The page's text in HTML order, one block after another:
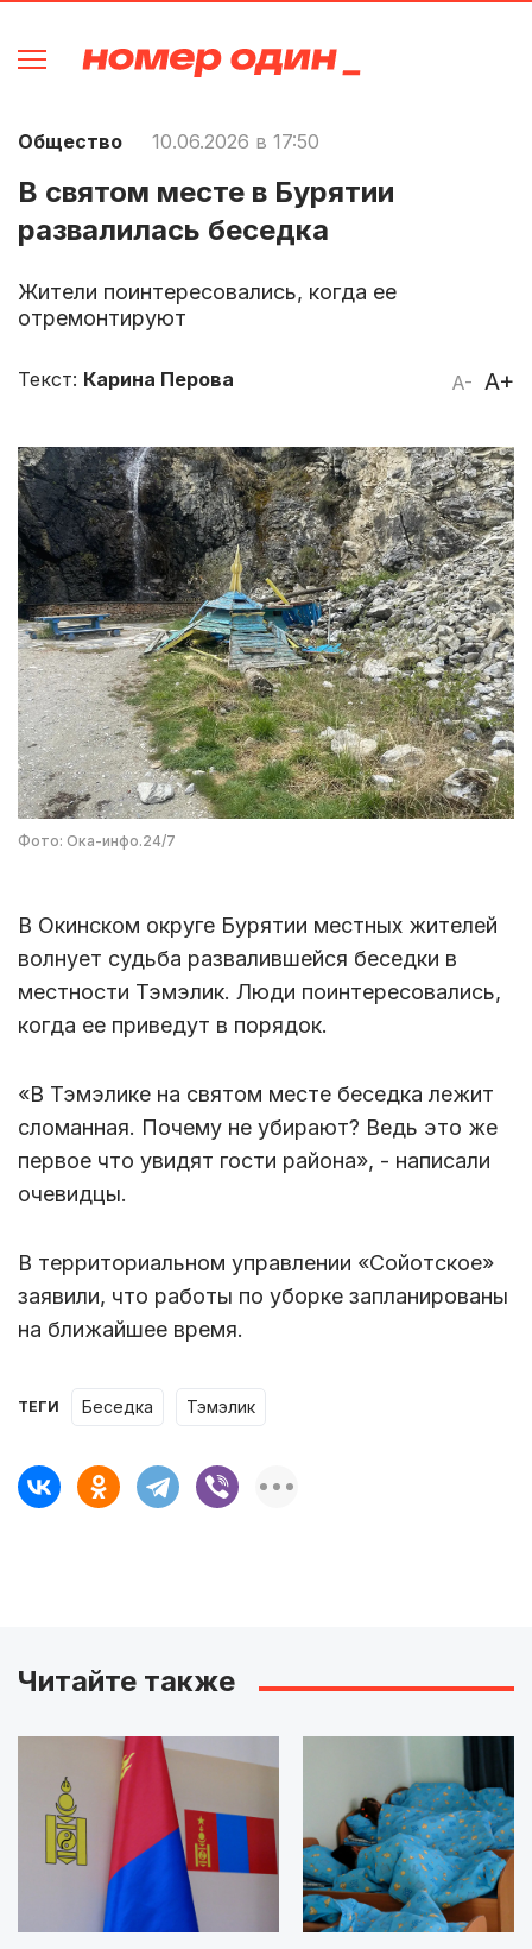
Общество 10.06.2026 в 17:50
В святом месте в Бурятии
развалилась беседка
Жители поинтересовались, когда ее
отремонтируют
A- A+
Текст: Карина Перова
Фото: Ока-инфо.24/7
В Окинском округе Бурятии местных жителей
волнует судьба развалившейся беседки в
местности Тэмэлик. Люди поинтересовались,
когда ее приведут в порядок.
«В Тэмэлике на святом месте беседка лежит
сломанная. Почему не убирают? Ведь это же
первое что увидят гости района», - написали
очевидцы.
В территориальном управлении «Сойотское»
заявили, что работы по уборке запланированы
на ближайшее время.
ТЕГИ беседка Тэмэлик
Читайте также